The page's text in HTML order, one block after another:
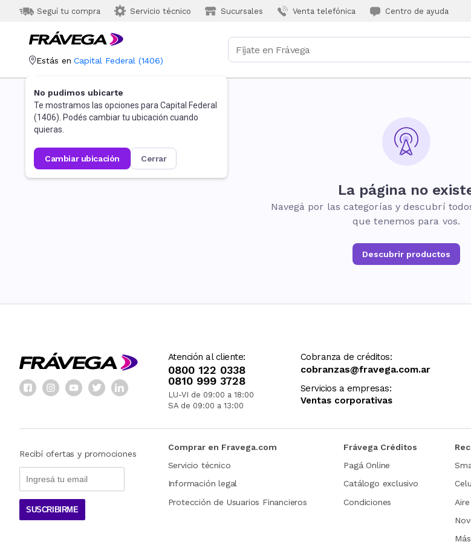
Seguí tu compra Servicio técnico Sucursales Venta telefónica Centro de ayuda
Estás en Capital Federal (1406)
No pudimos ubicarte
Te mostramos las opciones para Capital Federal
(1406). Podés cambiar tu ubicación cuando
quieras.
cambiar ubicación cerrar
La página no
Navegá por las categorías y descubrí
que tenemos para vos.
Descubrir productos
Atención al cliente:
0800 122 0338
0810 999 3728
LU-VI de 09:00 a 18:00
SA de 09:00 a 13:00
Cobranza de créditos:
cobranzas@fravega.com.ar
Servicios a empresas:
Ventas corporativas
Recibí ofertas y promociones
SUSCRIBIRME
Comprar en Fravega.com
Servicio técnico
Información legal
Protección de Usuarios Financieros
Frávega Créditos
Pagá Online
Catálogo exclusivo
Condiciones